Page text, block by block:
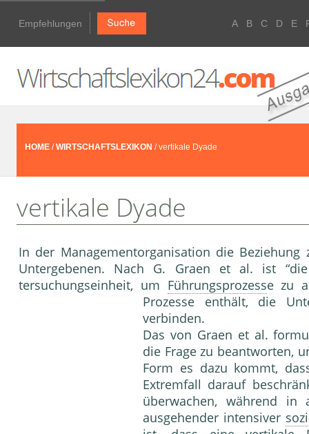
Empfehlungen A B C D E
HOME /WIRTSCHAFTSLEXIKON / vertikale Dyade
vertikale Dyade
In der Managementorgani­sation die
Untergebenen. Nach G. Graen et al. ist
tersuchungseinheit, um Führungsprozesse zu
Prozesse enthält, die
verbinden.
Das von Graen et al.
die Frage zu beantwor­ten,
Form es dazu kommt,
Extremfall darauf
überwachen, während
ausgehender intensiver